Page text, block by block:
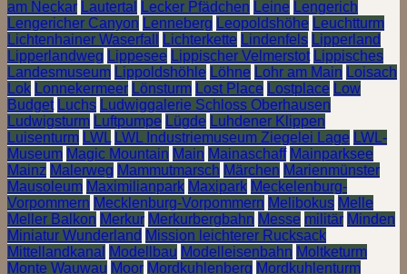
am Neckar Lautertal Lecker Pfädchen Leine Lengerich
Lengericher Canyon Lenneberg Leopoldshöhe Leuchtturm
Lichtenhainer Waserfall
Lichterkette Lindenfels Lipperland
Lipperlandweg Lippesee Lippischer Velmerstot Lippisches
Landesmuseum Lippoldshöhle Löhne Lohr am Main Loisach
Lok Lonnekermeer Lönsturm Lost Place Lostplace Low
Budget Luchs Ludwiggalerie Schloss Oberhausen
Ludwigsturm Luftpumpe Lügde Luhdener Klippen
Luisenturm LWL LWL Industriemuseum Ziegelei Lage LWL-
Museum Magic Mountain Main Mainaschaff Mainparksee
Mainz Malerweg Mammutmarsch Märchen Marienmünster
Mausoleum Maximilianpark Maxipark Meckelenburg-
Vorpommern Mecklenburg-Vorpommern Melibokus Melle
Meller Balkon Merkur Merkurbergbahn Messe militär Minden
Miniatur Wunderland Mission leichterer Rucksack
Mittellandkanal
Modellbau Modelleisenbahn Moltketurm
Monte Wauwau Moor Mordkuhlenberg Mordkuhlenturm